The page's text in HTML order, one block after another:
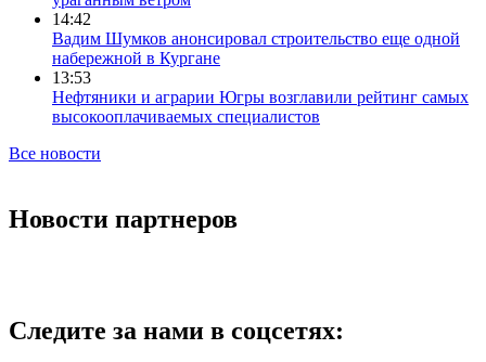
14:42
Вадим Шумков анонсировал строительство еще одной
набережной в Кургане
13:53
Нефтяники и аграрии Югры возглавили рейтинг самых
высокооплачиваемых специалистов
Все новости
Новости партнеров
Следите за нами в соцсетях: